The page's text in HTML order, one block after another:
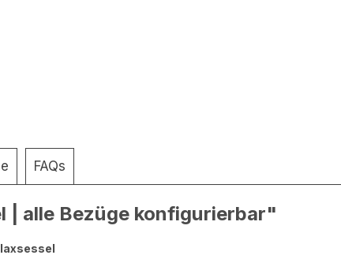
FAQs
| alle Bezüge konfigurierbar"